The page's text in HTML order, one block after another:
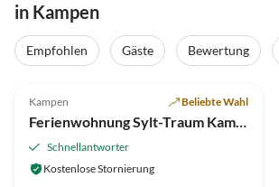
in Kampen
Empfohlen Gäste Bewertung
Kampen Beliebte Wahl
Schnellantworter
Kostenlose Stornierung